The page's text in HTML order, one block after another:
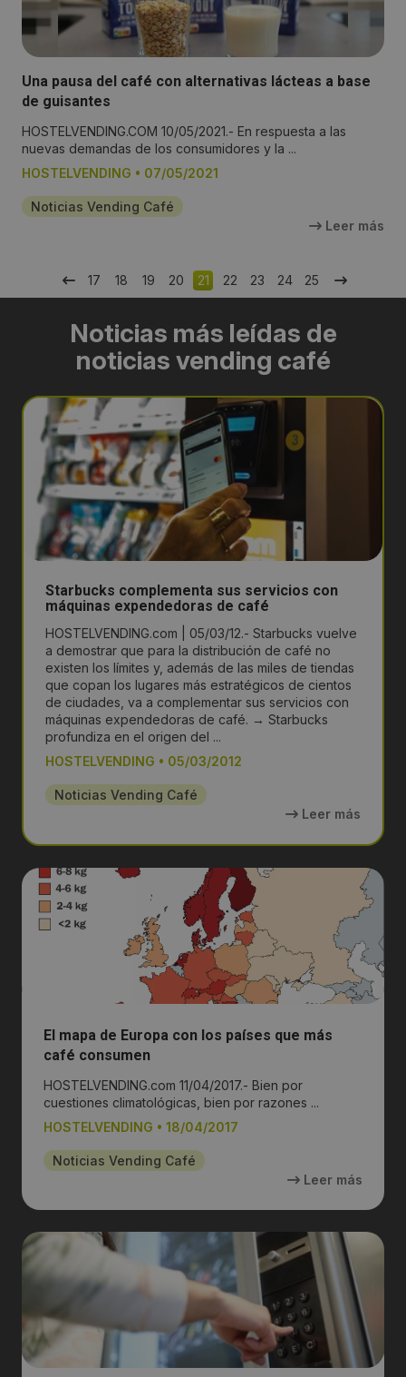
Una pausa del café con alternativas lácteas a base
de guisantes
HOSTELVENDING.COM 10/05/2021.- En respuesta a las
nuevas demandas de los consumidores y la ...
HOSTELVENDING • 07/05/2021
Noticias Vending Café
Leer más
17 18 19 20 21 22 23 24 25
Noticias más leídas de
noticias vending café
Starbucks complementa sus servicios con
máquinas expendedoras de café
HOSTELVENDING.com | 05/03/12.- Starbucks vuelve
a demostrar que para la distribución de café no
existen los límites y, además de las miles de tiendas
que copan los lugares más estratégicos de cientos
de ciudades, va a complementar sus servicios con
máquinas expendedoras de café. → Starbucks
profundiza en el origen del ...
HOSTELVENDING • 05/03/2012
Noticias Vending Café
Leer más
El mapa de Europa con los países que más
café consumen
HOSTELVENDING.com 11/04/2017.- Bien por
cuestiones climatológicas, bien por razones ...
HOSTELVENDING • 18/04/2017
Noticias Vending Café
Leer más